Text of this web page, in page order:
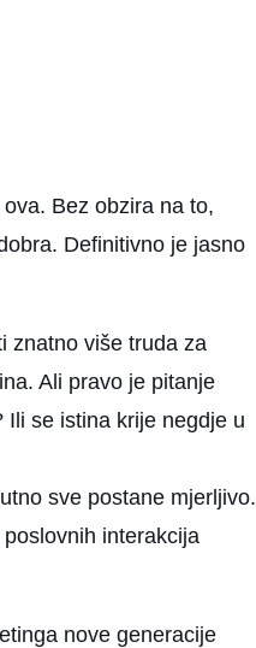
Bez obzira na to,
Definitivno je jasno
znatno više truda za
Ali pravo je pitanje
se istina krije negdje u
sve postane mjerljivo.
interakcija
nove generacije